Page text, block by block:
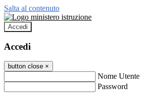
Salta al contenuto
Accedi
Accedi
button close ×
Nome Utente
Password